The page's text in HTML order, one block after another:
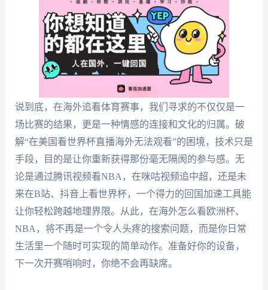
说到底，在海外追看体育赛事，我们寻求的不仅仅是一
场比赛的结果，更是一种情感的连接和文化的归属。破
解“在美国看世界杯直播海外无法观看”的困境，技术只是
手段，目的是让你重新获得那份毫无隔阂的参与感。无
论是通过腾讯视频看NBA，在咪咕视频追中超，还是未
来在B站、抖音上看世界杯，一个得力的回国加速工具能
让你轻松跨越地理界限。从此，在海外怎么看欧洲杯、
NBA，将不再是一个令人头疼的搜索问题，而是你日常
生活里一个随时可实现的简单动作。准备好你的设备，
下一次开赛哨响时，你绝不会再缺席。